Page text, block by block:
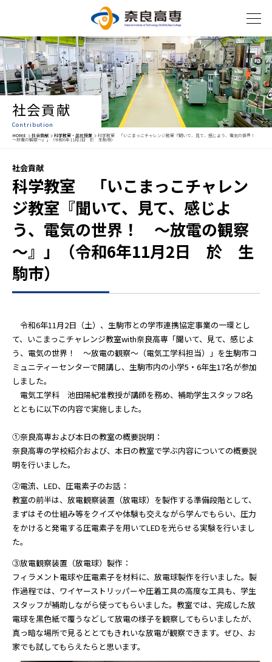
社会貢献
Contribution
HOME 社会貢献 科学教室・出前授業 科学教室 「いこまっこチャレンジ教室『聞いて、見て、感じよう、電気の世界！
～放電の観察～』」（令和6年11月2日 於 生駒市）
社会貢献
科学教室 「いこまっこチャレン
ジ教室『聞いて、見て、感じよ
う、電気の世界！ ～放電の観察
～』」（令和6年11月2日 於 生
駒市）
令和6年11月2日（土）、生駒市との学市連携協定事業の一環とし
て、いこまっこチャレンジ教室with奈良高専「聞いて、見て、感じよ
う、電気の世界！ ～放電の観察～（電気工学科担当）」を生駒市コ
ミュニティーセンターで開講し、生駒市内の小学5・6年生17名が参加
しました。
電気工学科 池田陽紀准教授が講師を務め、補助学生スタッフ8名
とともに以下の内容で実施しました。
①奈良高専および本日の教室の概要説明：
奈良高専の学校紹介および、本日の教室で学ぶ内容についての概要説
明を行いました。
②電流、LED、圧電素子のお話：
教室の前半は、放電観察装置（放電球）を製作する準備段階として、
まずはその仕組み等をクイズや体験も交えながら学んでもらい、圧力
をかけると発電する圧電素子を用いてLEDを光らせる実験を行いまし
た。
③放電観察装置（放電球）製作：
フィラメント電球や圧電素子を材料に、放電球製作を行いました。製
作過程では、ワイヤーストリッパーや圧着工具の高度な工具も、学生
スタッフが補助しながら使ってもらいました。教室では、完成した放
電球を黒色紙で覆うなどして放電の様子を観察してもらいましたが、
真っ暗な場所で見るととてもきれいな放電が観察できます。ぜひ、お
家でも試してもらえたらと思います。